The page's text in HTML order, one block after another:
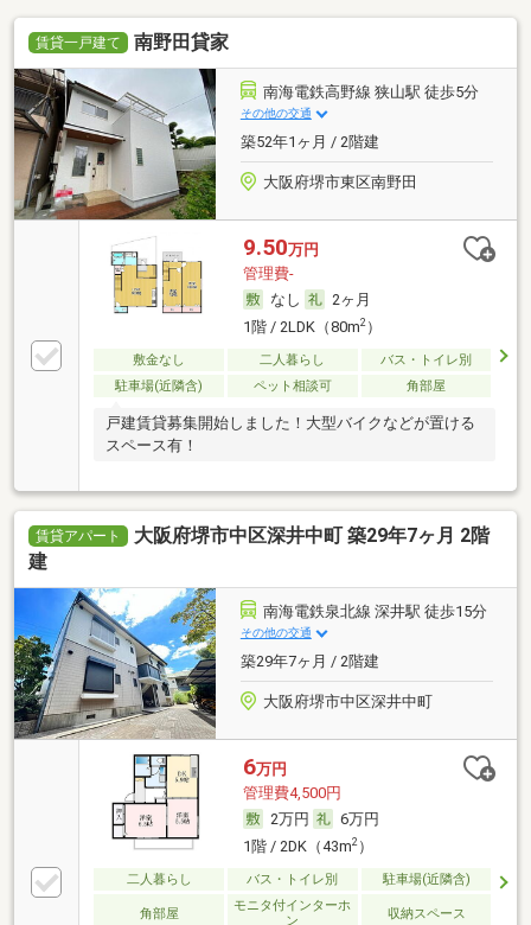
賃貸一戸建て 南野田貸家
南海電鉄高野線 狭山駅 徒歩5分
その他の交通
築52年1ヶ月 / 2階建
大阪府堺市東区南野田
9.50万円
管理費-
なし
2ヶ月
1階 / 2LDK（80m2）
敷金なし 二人暮らし
バス・トイレ別
駐車場(近隣含)
ペット相談可 角部屋
戸建賃貸募集開始しました！大型バイクなどが置ける
スペース有！
賃貸アパート
大阪府堺市中区深井中町 築29年7ヶ月 2階
建
南海電鉄泉北線 深井駅 徒歩15分
その他の交通
築29年7ヶ月 / 2階建
大阪府堺市中区深井中町
6万円
管理費4,500円
2万円
6万円
1階 / 2DK（43m2）
二人暮らし バス・トイレ別 駐車場(近隣含)
角部屋
モニタ付インターホ
ン
収納スペース